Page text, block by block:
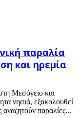
παραλία
και ηρεμία
Μεσόγειο και
νησιά, εξακολουθεί
αναζητούν παραλίες...